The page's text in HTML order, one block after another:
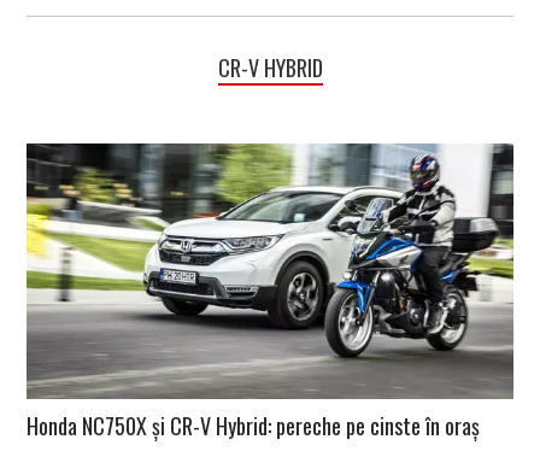
CR-V HYBRID
Honda NC750X și CR-V Hybrid: pereche pe cinste în oraș